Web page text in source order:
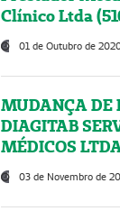
Clínico Ltda
01 de Outubro de
MUDANÇA DE
DIAGITAB
MÉDICOS
03 de Novembro de